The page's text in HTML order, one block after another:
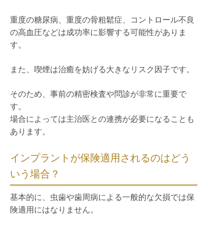
重度の糖尿病、重度の骨粗鬆症、コントロール不良
の高血圧などは成功率に影響する可能性がありま
す。
また、喫煙は治癒を妨げる大きなリスク因子です。
そのため、事前の精密検査や問診が非常に重要で
す。
場合によっては主治医との連携が必要になることも
あります。
インプラントが保険適用されるのはどう
いう場合？
基本的に、虫歯や歯周病による一般的な欠損では保
険適用にはなりません。